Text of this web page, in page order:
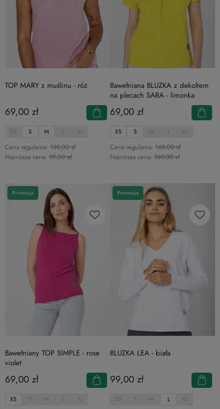
TOP MARY z muślinu - róż
69,00 zł
Cena regularna: 139,00 zł
Najniższa cena: 99,00 zł
XS S M L XL
Bawełniana BLUZKA z dekoltem
na plecach SARA - limonka
69,00 zł
Cena regularna: 169,00 zł
Najniższa cena: 169,00 zł
XS S M L XL
Bawełniany TOP SIMPLE - rose
violet
69,00 zł
XS S M L XL
Promocja
BLUZKA LEA - biała
99,00 zł
XS S M L XL
Promocja